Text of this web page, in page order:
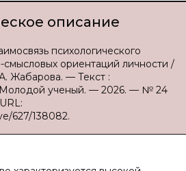
описание
психологического
смысловых ориентаций личности /
Жабарова. — Текст :
ученый. — 2026. — № 24
627/138082.